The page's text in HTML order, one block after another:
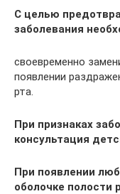
С целью
заболевания
своевременно
появлении
рта.
При признаках
консультация
При появлении
оболочке полости